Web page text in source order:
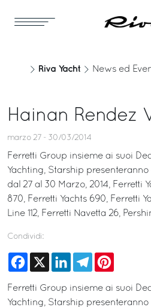
Riva Yacht News ed
Hainan Rendez
marzo 27 - 30/03/2014
Ferretti Group insieme ai suoi
Yachting, Starship presenteranno
dal 27 al 30 Marzo, 2014, Ferretti
870, Ferretti Yachts 690, Ferretti
Line 112, Ferretti Navetta 26,
Condividi:
Facebook
X LinkedInTelegram
Ferretti Group insieme ai suoi
Yachting, Starship presenteranno